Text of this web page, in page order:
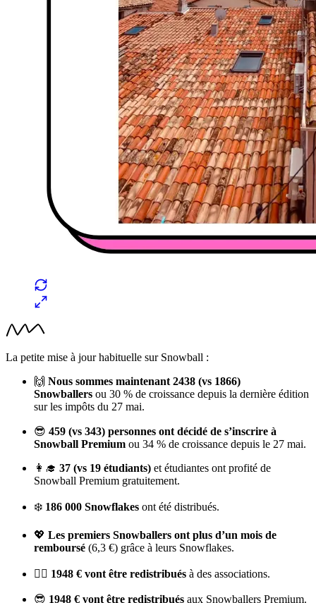
La petite mise à jour habituelle sur Snowball :
🙌 Nous sommes maintenant 2438 (vs 1866)
Snowballers ou 30 % de croissance depuis la dernière édition
sur les impôts du 27 mai.
😎 459 (vs 343) personnes ont décidé de s’inscrire à
Snowball Premium ou 34 % de croissance depuis le 27 mai.
👩‍🎓 37 (vs 19 étudiants) et étudiantes ont profité de
Snowball Premium gratuitement.
❄️ 186 000 Snowflakes ont été distribués.
💖 Les premiers Snowballers ont plus d’un mois de
remboursé (6,3 €) grâce à leurs Snowflakes.
💁‍♀️ 1948 € vont être redistribués à des associations.
😎 1948 € vont être redistribués aux Snowballers Premium.